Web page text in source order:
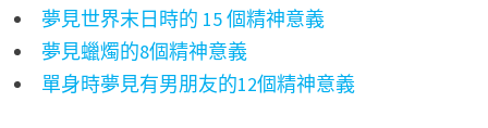
夢見世界末日時的 15 個精神意義
夢見蠟燭的8個精神意義
單身時夢見有男朋友的12個精神意義